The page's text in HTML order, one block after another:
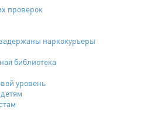
проверок
наркокурьеры
библиотека
уровень